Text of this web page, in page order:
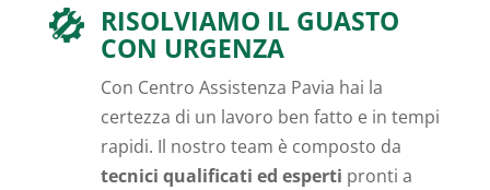
RISOLVIAMO IL GUASTO
CON URGENZA
Con Centro Assistenza Pavia hai la
certezza di un lavoro ben fatto e in tempi
rapidi. Il nostro team è composto da
tecnici qualificati ed esperti pronti a